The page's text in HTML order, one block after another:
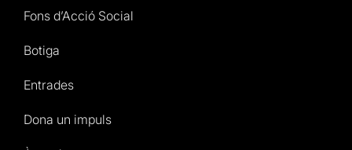
Fons d’Acció Social
Botiga
Entrades
Dona un impuls